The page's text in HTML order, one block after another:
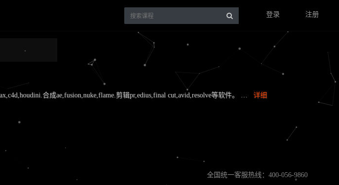
登录 注册
合成ae,fusion,nuke,flame.剪辑pr,edius,final cut,avid,resolve等软件。 … 详细
全国统一客服热线：400-056-9860